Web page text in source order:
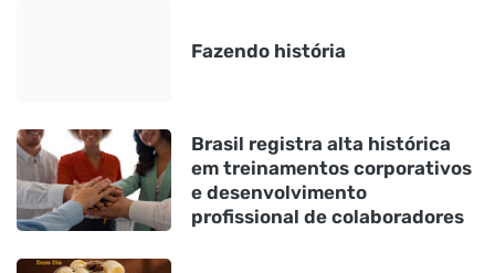
Fazendo história
Brasil registra alta histórica
em treinamentos corporativos
e desenvolvimento
profissional de colaboradores